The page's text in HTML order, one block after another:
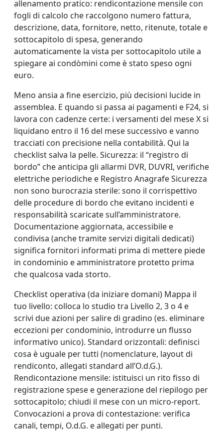
allenamento pratico: rendicontazione mensile con
fogli di calcolo che raccolgono numero fattura,
descrizione, data, fornitore, netto, ritenute, totale e
sottocapitolo di spesa, generando
automaticamente la vista per sottocapitolo utile a
spiegare ai condòmini come è stato speso ogni
euro.
Meno ansia a fine esercizio, più decisioni lucide in
assemblea. E quando si passa ai pagamenti e F24, si
lavora con cadenze certe: i versamenti del mese X si
liquidano entro il 16 del mese successivo e vanno
tracciati con precisione nella contabilità. Qui la
checklist salva la pelle. Sicurezza: il “registro di
bordo” che anticipa gli allarmi DVR, DUVRI, verifiche
elettriche periodiche e Registro Anagrafe Sicurezza
non sono burocrazia sterile: sono il corrispettivo
delle procedure di bordo che evitano incidenti e
responsabilità scaricate sull’amministratore.
Documentazione aggiornata, accessibile e
condivisa (anche tramite servizi digitali dedicati)
significa fornitori informati prima di mettere piede
in condominio e amministratore protetto prima
che qualcosa vada storto.
Checklist operativa (da iniziare domani) Mappa il
tuo livello: colloca lo studio tra Livello 2, 3 o 4 e
scrivi due azioni per salire di gradino (es. eliminare
eccezioni per condominio, introdurre un flusso
informativo unico). Standard orizzontali: definisci
cosa è uguale per tutti (nomenclature, layout di
rendiconto, allegati standard all’O.d.G.).
Rendicontazione mensile: istituisci un rito fisso di
registrazione spese e generazione del riepilogo per
sottocapitolo; chiudi il mese con un micro-report.
Convocazioni a prova di contestazione: verifica
canali, tempi, O.d.G. e allegati per punti.